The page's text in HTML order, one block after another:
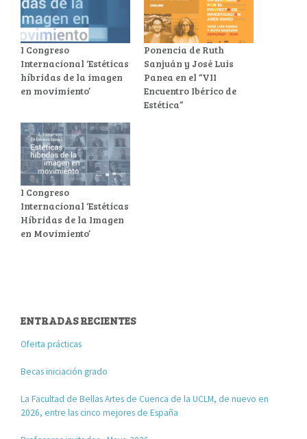
I Congreso
Internacional ‘Estéticas
híbridas de la imagen
en movimiento’
Ponencia de Ruth
Sanjuán y José Luis
Panea en el “VII
Encuentro Ibérico de
Estética”
I Congreso
Internacional ‘Estéticas
Híbridas de la Imagen
en Movimiento’
ENTRADAS RECIENTES
Oferta prácticas
Becas iniciación grado
La Facultad de Bellas Artes de Cuenca de la UCLM, de nuevo en
2026, entre las cinco mejores de España